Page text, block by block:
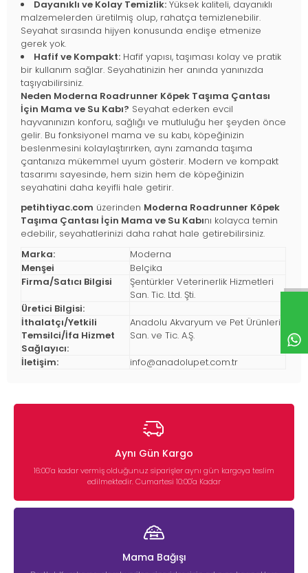
Dayanıklı ve Kolay Temizlik: Yüksek kaliteli, dayanıklı
malzemelerden üretilmiş olup, rahatça temizlenebilir.
Seyahat sırasında hijyen konusunda endişe etmenize
gerek yok.
Hafif ve Kompakt: Hafif yapısı, taşıması kolay ve pratik
bir kullanım sağlar. Seyahatinizin her anında yanınızda
taşıyabilirsiniz.
Neden Moderna Roadrunner Köpek Taşıma Çantası
İçin Mama ve Su Kabı? Seyahat ederken evcil
hayvanınızın konforu, sağlığı ve mutluluğu her şeyden önce
gelir. Bu fonksiyonel mama ve su kabı, köpeğinizin
beslenmesini kolaylaştırırken, aynı zamanda taşıma
çantanıza mükemmel uyum gösterir. Modern ve kompakt
tasarımı sayesinde, hem sizin hem de köpeğinizin
seyahatini daha keyifli hale getirir.
petihtiyac.com üzerinden Moderna Roadrunner Köpek
Taşıma Çantası İçin Mama ve Su Kabını kolayca temin
edebilir, seyahatlerinizi daha rahat hale getirebilirsiniz.
Marka:
Moderna
Menşei
Belçika
Firma/Satıcı Bilgisi
Şentürkler Veterinerlik Hizmetleri
San. Tic. Ltd. Şti.
Üretici Bilgisi:
İthalatçı/Yetkili
Temsilci/İfa Hizmet
Sağlayıcı:
Anadolu Akvaryum ve Pet Ürünleri
San. ve Tic. A.Ş.
İletişim: info@anadolupet.com.tr
Aynı Gün Kargo
16:00’a kadar vermiş olduğunuz siparişler aynı gün kargoya teslim
edilmektedir. Cumartesi 10:00'a Kadar
Mama Bağışı